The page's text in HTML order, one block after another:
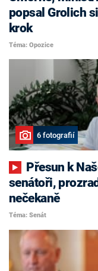
popsal Grolich
krok
Téma: Opozice
6 fotografií
senátoři,
nečekaně
Téma: Senát